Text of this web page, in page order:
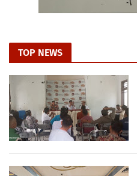
TOP NEWS